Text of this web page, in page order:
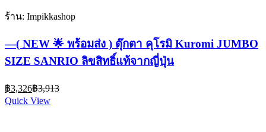
ร้าน: Impikkashop
—( NEW 🌟 พร้อมส่ง ) ตุ๊กตา คุโรมิ Kuromi JUMBO
SIZE SANRIO ลิขสิทธิ์แท้จากญี่ปุ่น
฿3,326Current
price
is:
฿3,913
Quick View